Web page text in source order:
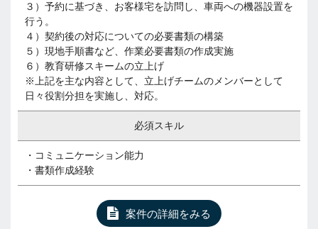
３）予約に基づき、お客様宅を訪問し、車両への機器設置を
行う。
４）契約後の対応についての必要書類の構築
５）現地手順書など、作業必要書類の作成実施
６）教育研修スキームの立上げ
※上記を主な内容として、立上げチームのメンバーとして
日々役割分担を実施し、対応。
必須スキル
・コミュニケーション能力
・書類作成経験
案件の詳細をみる